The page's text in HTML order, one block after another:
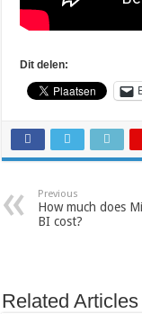
Dit delen:
Previous
How much does
BI cost?
Related Articles